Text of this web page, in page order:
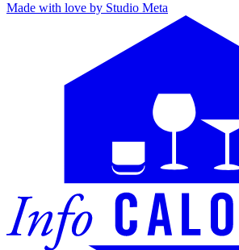
Made with love by Studio Meta